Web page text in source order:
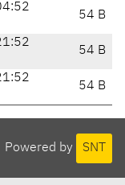
54 B
54 B
54 B
Powered by SNT